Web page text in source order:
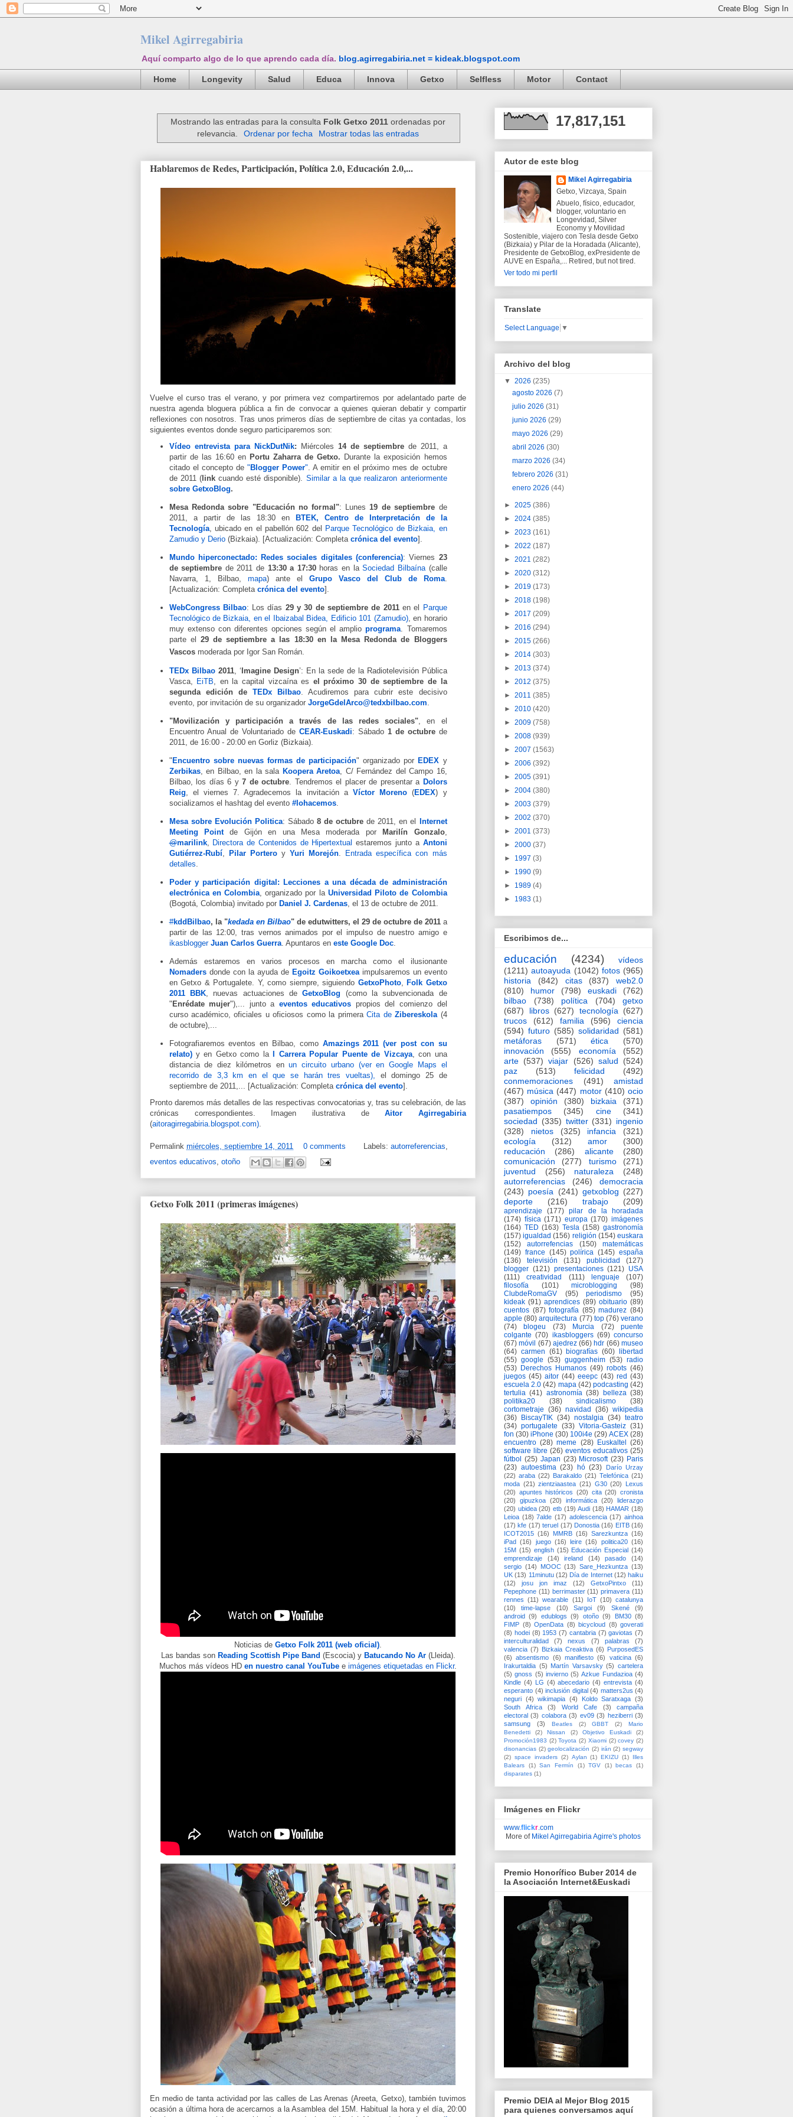
Mikel Agirregabiria
Aquí comparto algo de lo que aprendo cada día. blog.agirregabiria.net = kideak.blogspot.com
Home Longevity Salud Educa Innova Getxo Selfless Motor Contact
Mostrando las entradas para la consulta Folk Getxo 2011 ordenadas por
relevancia.
Ordenar por fecha Mostrar todas las entradas
Hablaremos de Redes, Participación, Política 2.0, Educación 2.0,...
Vuelve el curso tras el verano, y por primera vez compartiremos por adelantado parte de
nuestra agenda bloguera pública a fin de convocar a quienes quieran debatir y compartir
reflexiones con nosotros. Tras unos primeros días de septiembre de citas ya contadas, los
siguientes eventos donde seguro participaremos son:
Vídeo entrevista para NickDutNik: Miércoles 14 de septiembre de 2011, a
partir de las 16:60 en Portu Zaharra de Getxo. Durante la exposición hemos
citado el concepto de " Blogger Power". A emitir en el próximo mes de octubre
de 2011 (linkcuando esté disponible). Similar a la que realizaron anteriormente
sobre GetxoBlog.
Mesa Redonda sobre "Educación no formal": Lunes19 de septiembre de
2011, a partir de las 18:30 en
BTEK, Centro de Interpretación de la
Tecnología, ubicado en el pabellón 602 del
Parque Tecnológico de Bizkaia, en
Zamudio y Derio (Bizkaia). [Actualización: Completa crónica del evento].
Mundo hiperconectado: Redes sociales digitales (conferencia): Viernes 23
de septiembre de 2011 de13:30 a 17:30horas en laSociedad Bilbaína(calle
Navarra, 1, Bilbao, mapa) ante el Grupo Vasco del Club de Roma.
[Actualización: Completa crónica del evento].
WebCongress Bilbao: Los días 29 y 30 de septiembre de 2011 en el
Parque
Tecnológico de Bizkaia, en el Ibaizabal Bidea, Edificio 101 (Zamudio), en horario
muy extenso con diferentes opciones según el amplioprograma. Tomaremos
parte el 29 de septiembre a las 18:30 en la Mesa Redonda de Bloggers
Vascosmoderada por Igor San Román.
TEDx Bilbao2011, ‘ Imagine Design’: En la sede de la Radiotelevisión Pública
Vasca, EiTB, en la capital vizcaína es el próximo 30 de septiembre de la
segunda edición de TEDx Bilbao. Acudiremos para cubrir este decisivo
evento, por invitación de su organizador JorgeGdelArco@tedxbilbao.com.
"Movilización y participación a través de las redes sociales", en el
Encuentro Anual de Voluntariado de CEAR-Euskadi: Sábado 1 de octubrede
2011, de 16:00 - 20:00 en Gorliz (Bizkaia).
" Encuentro sobre nuevas formas de participación" organizado por EDEX y
Zerbikas, en Bilbao, en la sala Koopera Aretoa, C/ Fernández del Campo 16,
Bilbao, los días 6 y 7 de octubre. Tendremos el placer de presentar a Dolors
Reig, el viernes 7. Agradecemos la invitación a Víctor Moreno (EDEX) y
socializamos el hashtag del evento #lohacemos.
Mesa sobre Evolución Politica: Sábado 8 de octubre de 2011, en el
Internet
Meeting Pointde Gijón en una Mesa moderada por Marilín Gonzalo,
@marilink, Directora de Contenidos de Hipertextual estaremos junto a Antoni
Gutiérrez-Rubí, Pilar Portero y Yuri Morejón.
Entrada específica con más
detalles.
Poder y participación digital: Lecciones a una década de administración
electrónica en Colombia, organizado por la Universidad Piloto de Colombia
(Bogotá, Colombia) invitado por Daniel J. Cardenas, el 13 de octubre de 2011.
#kddBilbao, la "kedada en Bilbao" de edutwitters, el 29 de octubre de 2011a
partir de las 12:00, tras vernos animados por el impulso de nuestro amigo e
ikasblogger Juan Carlos Guerra. Apuntaros en este Google Doc.
Además estaremos en varios procesos en marcha como el ilusionante
Nomadersdonde con la ayuda de Egoitz Goikoetxea impulsaremos un evento
en Getxo & Portugalete. Y, como siempre, siguiendo GetxoPhoto, Folk Getxo
2011 BBK, nuevas actuaciones deGetxoBlog (como la subvencionada de
" Enrédate mujer"),... junto a eventos educativos propios del comienzo del
curso académico, oficiales u oficiosos como la primeraCita deZibereskola(4
de octubre),...
Fotografiaremos eventos en Bilbao, como Amazings 2011 (ver post con su
relato) y en Getxo como la I Carrera Popular Puente de Vizcaya, con una
distancia de diez kilómetros enun circuito urbano (ver en Google Maps el
recorrido de 3,3 km en el que se harán tres vueltas), el domingo 25 de
septiembre de 2011,... [Actualización: Completa crónica del evento].
Pronto daremos más detalles de las respectivas convocatorias y, tras su celebración, de las
crónicas correspondientes. Imagen ilustrativa deAitor Agirregabiria
(aitoragirregabiria.blogspot.com)
Permalink miércoles, septiembre 14, 2011 0 comments Labels: autorreferencias,
eventos educativos, otoño
Getxo Folk 2011 (primeras imágenes)
Noticias de Getxo Folk 2011 (web oficial)
Las bandas son Reading Scottish Pipe Band (Escocia) y Batucando No Ar(Lleida).
Muchos más vídeos HD en nuestro canal YouTube e imágenes etiquetadas en Flickr.
En medio de tanta actividad por las calles de Las Arenas (Areeta, Getxo), también tuvimos
ocasión a última hora de acercarnos a la Asamblea del 15M. Habitual la hora y el día, 20:00
17,817,151
Autor de este blog
Mikel Agirregabiria
Getxo, Vizcaya, Spain
Abuelo, físico, educador,
blogger, voluntario en
Longevidad, Silver
Economy y Movilidad
Sostenible, viajero con Tesla desde Getxo
(Bizkaia) y Pilar de la Horadada (Alicante),
Presidente de GetxoBlog, exPresidente de
AUVE en España,... Retired, but not tired.
Ver todo mi perfil
Translate
Select Language ▼
Archivo del blog
▼ 2026 (235)
agosto 2026(7)
julio 2026(31)
junio 2026(29)
mayo 2026(29)
abril 2026(30)
marzo 2026(34)
febrero 2026(31)
enero 2026(44)
► 2025 (386)
► 2024 (385)
► 2023 (161)
► 2022 (187)
► 2021 (282)
► 2020 (312)
► 2019 (173)
► 2018 (198)
► 2017 (209)
► 2016 (294)
► 2015 (266)
► 2014 (303)
► 2013 (374)
► 2012 (375)
► 2011 (385)
► 2010 (420)
► 2009 (758)
► 2008 (939)
► 2007 (1563)
► 2006 (392)
► 2005 (391)
► 2004 (380)
► 2003 (379)
► 2002 (370)
► 2001 (373)
► 2000 (37)
► 1997 (3)
► 1990 (9)
► 1989 (4)
► 1983 (1)
Escribimos de...
educación (4234)
vídeos
(1211) autoayuda (1042) fotos (965)
historia
(842) citas (837)
web2.0
(810)
humor (798) euskadi
(762)
bilbao
(738) política (704)
getxo
(687)
libros (627) tecnología
(627)
trucos
(612) familia (596)
ciencia
(594) futuro (585) solidaridad (581)
metáforas
(571) ética
(570)
innovación
(555) economía
(552)
arte (537) viajar (526) salud
(524)
paz
(513) felicidad
(492)
conmemoraciones
(491)
amistad
(467) música (447) motor (410) ocio
(387)
opinión (380) bizkaia
(371)
pasatiempos
(345) cine
(341)
sociedad (335) twitter (331) ingenio
(328)
nietos (325) infancia
(321)
ecología
(312) amor
(300)
reducación
(286) alicante
(280)
comunicación
(277) turismo
(271)
juventud
(256) naturaleza
(248)
autorreferencias
(246)
democracia
(243) poesía (241) getxoblog (227)
deporte
(216) trabajo (209)
aprendizaje (177)
pilar de la horadada
(174) física (171) europa (170) imágenes
(164) TED (163) Tesla (158) gastronomía
(157) igualdad (156) religión (154) euskara
(152)
autorrefencias (150)
matemáticas
(149) france (145) polírica (145) españa
(136)
televisión (131) publicidad
(127)
blogger (121) presentaciones (121) USA
(111)
creatividad (111) lenguaje
(107)
filosofía
(101) microblogging
(98)
ClubdeRomaGV
(95) periodismo
(95)
kideak (91) aprendices (89) obituario (89)
cuentos (87) fotografía (85) madurez (84)
apple (80) arquitectura (77) top (76) verano
(74)
blogeu (73) Murcia (72)
puente
colgante (70) ikasbloggers (69) concurso
(67) móvil (67) ajedrez (66) hdr (66) museo
(64) carmen (61) biografías (60)
libertad
(55) google (53) guggenheim (53) radio
(53) Derechos Humanos (49) robots (46)
juegos (45) aitor (44) eeepc (43) red (43)
escuela 2.0 (42) mapa (42) podcasting (42)
tertulia (41) astronomía (38) belleza (38)
politika20
(38) sindicalismo
(38)
cortometraje (36) navidad (36) wikipedia
(36)
BiscayTIK (34) nostalgia (34) teatro
(34) portugalete (33) Vitoria-Gasteiz (31)
fon (30) iPhone (30) 100i4e (29) ACEX (28)
encuentro (28) meme (28) Euskaltel
(26)
software libre (26) eventos educativos (25)
fútbol (25) Japan (23) Microsoft (23) Paris
(23) autoestima (23) hó (23)
Darío Urzay
(22) araba (22) Barakaldo (21) Telefónica (21)
moda (21) zientziaastea (21) G30 (20)
Lexus
(20) apuntes históricos (20) cita (20) cronista
(20)
gipuzkoa (20) informática (20)
liderazgo
(20) ubidea (20) etb (19) Audi (18) HAMAR (18)
Leioa (18) 7alde (17) adolescencia (17) ainhoa
(17) kfe (17) teruel (17) Donostia (16) EITB (16)
ICOT2015 (16) MMRB (16) Sarezkuntza (16)
iPad (16) juego (16) leire (16) politica20 (16)
15M (15) english (15) Educación Especial (14)
emprendizaje
(14) ireland (14) pasado
(14)
sergio (14) MOOC (13) Sare_Hezkuntza (13)
UK (13) 11minutu (12) Día de Internet (12) haiku
(12)
josu jon imaz (12) GetxoPintxo
(11)
Pepephone (11) berrimaster (11) primavera (11)
rennes (11) wearable (11) IoT (10) catalunya
(10)
time-lapse (10) Sargoi (9) Skené
(9)
android (9) edublogs (9) otoño (9) BM30 (8)
FIMP (8) OpenData (8) bicycloud (8) goverati
(8) hodei (8) 1953 (7) cantabria (7) gaviotas (7)
interculturalidad
(7) nexus (7) palabras
(7)
valencia (7) Bizkaia Creaktiva (6) PurposedES
(6)
absentismo (6) manifiesto (6) vaticina (6)
Irakurtaldia (5) Martín Varsavsky (5) cartelera
(5) gnoss (5) invierno (5) Azkue Fundazioa (4)
Kindle (4) LG (4) abecedario (4) entrevista (4)
esperanto (4) inclusión digital (4) matters2us (4)
neguri (4) wikimapia (4) Koldo Saratxaga (3)
South Africa
(3) World Cafe (3)
campaña
electoral (3) colabora (3) ev09 (3) heziberri (3)
samsung
(3) Beatles (2) GBBT (2)
Mario
Benedetti
(2) Nissan (2) Objetivo Euskadi
(2)
Promoción1983 (2) Toyota (2) Xiaomi (2) covey (2)
disonancias (2) geolocalización (2) irán (2) segway
(2) space invaders (2) Aylan (1) EKIZU (1)
Illes
Balears
(1) San Fermín (1) TGV (1) becas
(1)
disparates (1)
Imágenes en Flickr
www.flickr .com
More of Mikel Agirregabiria Agirre's photos
Premio Honorífico Buber 2014 de
la Asociación Internet&Euskadi
Premio DEIA al Mejor Blog 2015
para quienes conversamos aquí